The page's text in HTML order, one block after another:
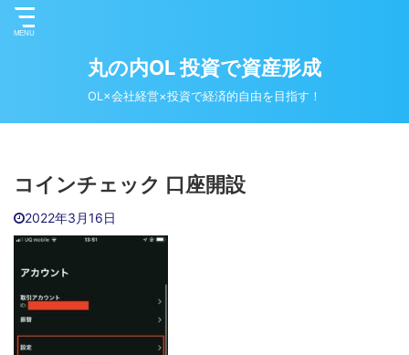
丸の内OL 投資で資産形成
OL×会社経営×投資で経済的自由を目指す！
コインチェック 口座開設
2022年3月16日